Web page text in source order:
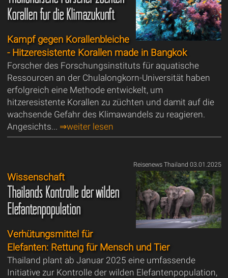
Korallen für die Klimazukunft
Kampf gegen Korallenbleiche
- Hitzeresistente Korallen made in Bangkok
Forscher des Forschungsinstituts für aquatische
Ressourcen an der Chulalongkorn-Universität haben
erfolgreich eine Methode entwickelt, um
hitzeresistente Korallen zu züchten und damit auf die
wachsende Gefahr des Klimawandels zu reagieren.
Angesichts... ⇒weiter lesen
Reisenews Thailand 03.01.2025
Wissenschaft
Thailands Kontrolle der wilden
Elefantenpopulation
Verhütungsmittel für
Elefanten: Rettung für Mensch und Tier
Thailand plant ab Januar 2025 eine umfassende
Initiative zur Kontrolle der wilden Elefantenpopulation,